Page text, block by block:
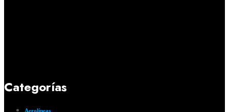
Categorías
Aerolíneas